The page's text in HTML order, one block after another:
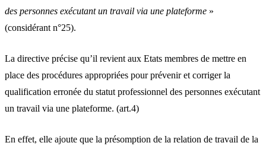
des personnes exécutant un travail via une plateforme »
(considérant n°25).
La directive précise qu’il revient aux Etats membres de mettre en
place des procédures appropriées pour prévenir et corriger la
qualification erronée du statut professionnel des personnes exécutant
un travail via une plateforme. (art.4)
En effet, elle ajoute que la présomption de la relation de travail de la